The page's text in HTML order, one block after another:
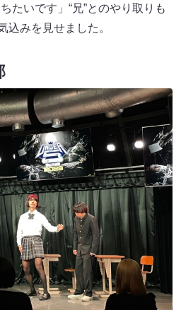
たいです」“兄”とのやり取りも
込みを見せました。